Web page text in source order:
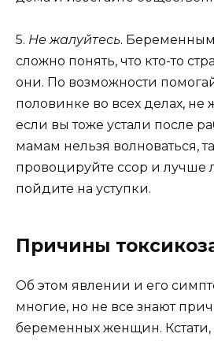
5. Не жалуйтесь.
сложно понять, что кто-то
они. По возможности
половинке во всех делах, не
если вы тоже устали после
мамам нельзя волноваться,
провоцируйте ссор и лучше
пойдите на уступки.
Причины
Об этом явлении и его
многие, но не все знают
беременных женщин. Кстати,